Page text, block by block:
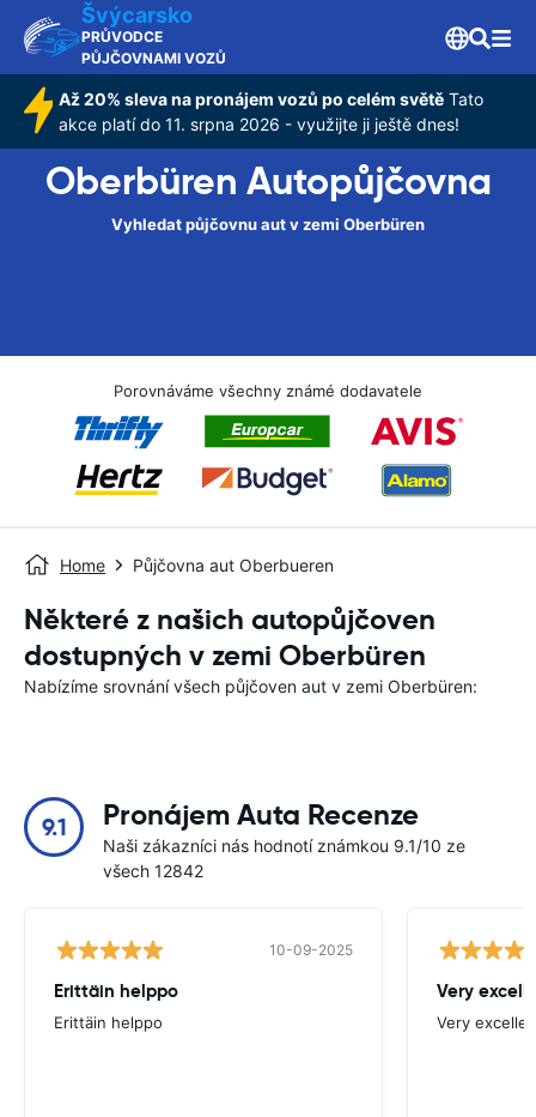
Švýcarsko
PRŮVODCE
PŮJČOVNAMI VOZŮ
Až 20% sleva na pronájem vozů po celém světě Tato
akce platí do 11. srpna 2026 - využijte ji ještě dnes!
Oberbüren Autopůjčovna
Vyhledat půjčovnu aut v zemi Oberbüren
Porovnáváme všechny známé dodavatele
Home Půjčovna aut Oberbueren
Některé z našich autopůjčoven
dostupných v zemi Oberbüren
Nabízíme srovnání všech půjčoven aut v zemi Oberbüren:
9.1 Pronájem Auta Recenze
Naši zákazníci nás hodnotí známkou 9.1/10 ze
všech 12842
10-09-2025
Erittäin helppo
Erittäin helppo
Very
Very